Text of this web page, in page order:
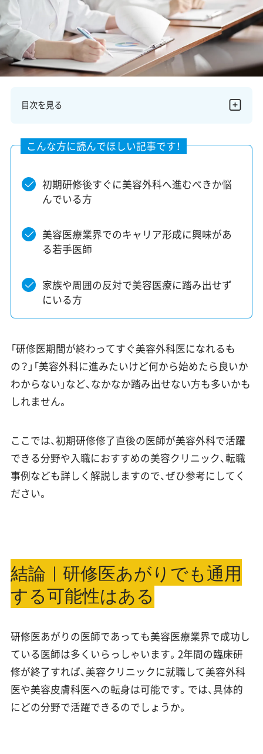
医師採用ご担当者様・その他問い合わせ
目次を見る
初期研修後すぐに美容外科へ進むべきか悩
んでいる方
美容医療業界でのキャリア形成に興味があ
る若手医師
家族や周囲の反対で美容医療に踏み出せず
にいる方
「研修医期間が終わってすぐ美容外科医になれるも
の？」「美容外科に進みたいけど何から始めたら良いか
わからない」など、なかなか踏み出せない方も多いかも
しれません。
ここでは、初期研修修了直後の医師が美容外科で活躍
できる分野や入職におすすめの美容クリニック、転職
事例なども詳しく解説しますので、ぜひ参考にしてく
ださい。
結論｜研修医あがりでも通用
する可能性はある
研修医あがりの医師であっても美容医療業界で成功し
ている医師は多くいらっしゃいます。2年間の臨床研
修が終了すれば、美容クリニックに就職して美容外科
医や美容皮膚科医への転身は可能です。では、具体的
にどの分野で活躍できるのでしょうか。